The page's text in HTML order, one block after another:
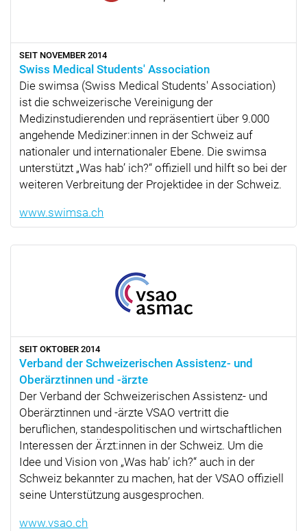
SEIT NOVEMBER 2014
Swiss Medical Students' Association
Die swimsa (Swiss Medical Students' Association)
ist die schweizerische Vereinigung der
Medizinstudierenden und repräsentiert über 9.000
angehende Mediziner:innen in der Schweiz auf
nationaler und internationaler Ebene. Die swimsa
unterstützt Was hab’ ich? offiziell und hilft so bei der
weiteren Verbreitung der Projektidee in der Schweiz.
www.swimsa.ch
SEIT OKTOBER 2014
Verband der Schweizerischen Assistenz- und
Oberärztinnen und -ärzte
Der Verband der Schweizerischen Assistenz- und
Oberärztinnen und -ärzte VSAO vertritt die
beruflichen, standespolitischen und wirtschaftlichen
Interessen der Ärzt:innen in der Schweiz. Um die
Idee und Vision von Was hab’ ich? auch in der
Schweiz bekannter zu machen, hat der VSAO offiziell
seine Unterstützung ausgesprochen.
www.vsao.ch